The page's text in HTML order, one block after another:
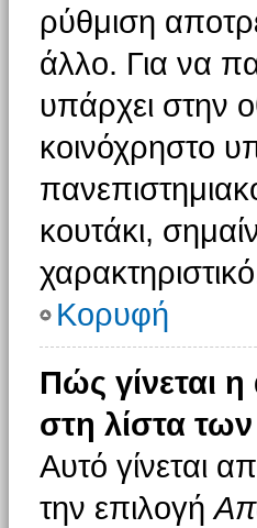
ρύθμιση
άλλο. Για να
υπάρχει στην
κοινόχρηστο
κουτάκι,
Κορυφή
Πώς γίνεται
στη λίστα
Αυτό γίνεται
την επιλογή